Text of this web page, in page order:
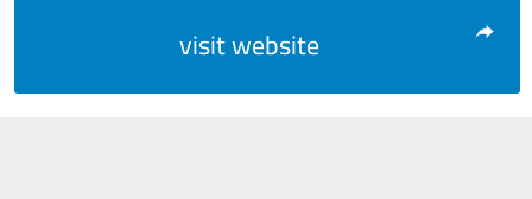
visit website